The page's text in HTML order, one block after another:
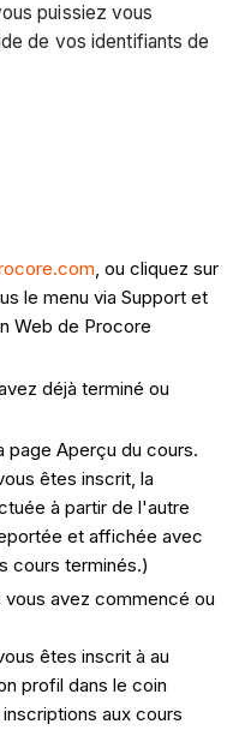
puissiez vous
de vos identifiants de
, ou cliquez sur
le menu via Support et
Web de Procore
déjà terminé ou
page Aperçu du cours.
êtes inscrit, la
à partir de l'autre
et affichée avec
cours terminés.)
avez commencé ou
êtes inscrit à au
profil dans le coin
aux cours